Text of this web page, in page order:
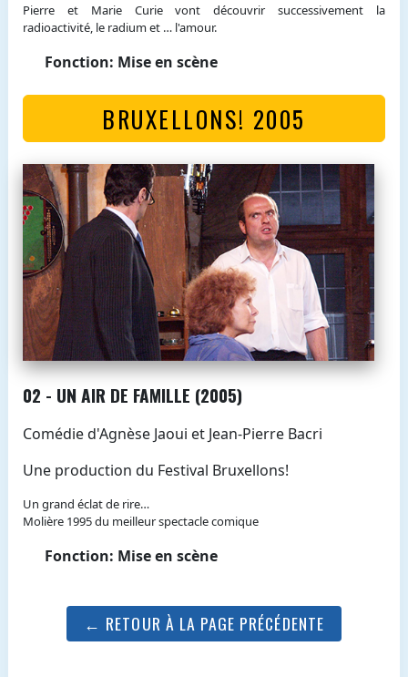
Pierre et Marie Curie vont découvrir successivement la
radioactivité, le radium et … l'amour.
Fonction: Mise en scène
BRUXELLONS! 2005
02 - UN AIR DE FAMILLE (2005)
Comédie d'Agnèse Jaoui et Jean-Pierre Bacri
Une production du Festival Bruxellons!
Un grand éclat de rire…
Molière 1995 du meilleur spectacle comique
Fonction: Mise en scène
← RETOUR À LA PAGE PRÉCÉDENTE